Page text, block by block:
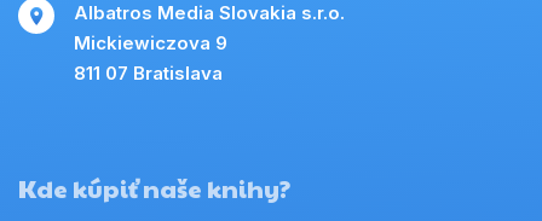
Albatros Media Slovakia s.r.o.
Mickiewiczova 9
811 07 Bratislava
Kde kúpiť naše knihy?